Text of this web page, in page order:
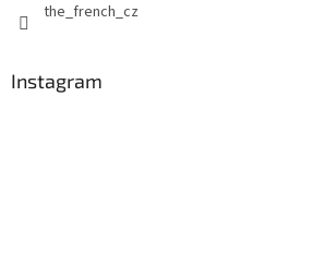
the_french_cz
Instagram